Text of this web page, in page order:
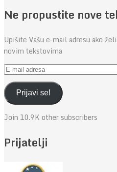
Ne propustite nove
Upišite Vašu e-mail adresu ako
novim tekstovima
E-
mail
adresaPrijavi se!
Join 10.9K other subscribers
Prijatelji